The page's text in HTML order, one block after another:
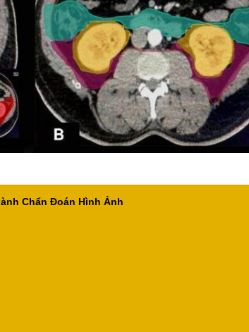
Chẩn Đoán Hình Ảnh